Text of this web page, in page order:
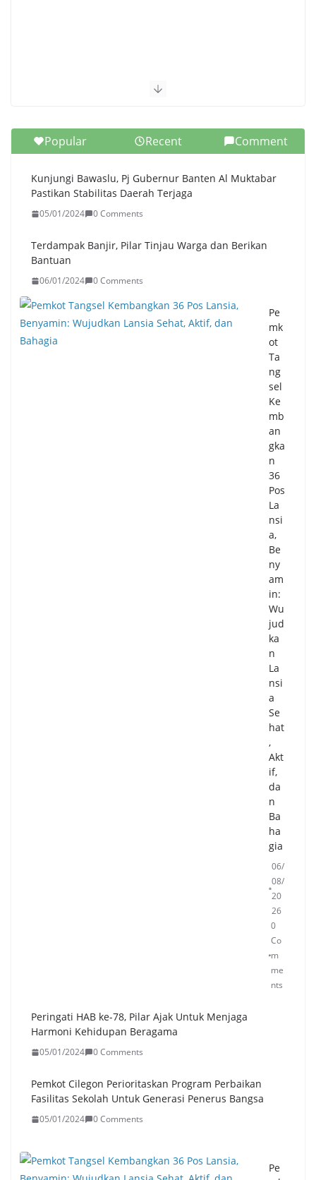
Popular Recent Comment
Kunjungi Bawaslu, Pj Gubernur Banten Al Muktabar
Pastikan Stabilitas Daerah Terjaga
05/01/2024 0 Comments
Terdampak Banjir, Pilar Tinjau Warga dan Berikan
Bantuan
06/01/2024 0 Comments
Pe
mk
ot
Ta
ng
sel
Ke
mb
an
gka
n
36
Pos
La
nsi
a,
Be
ny
am
in:
Wu
jud
ka
n
La
nsi
a
Se
hat
,
Akt
if,
da
n
Ba
ha
gia
06/
08/
20
26
0
Co
m
me
nts
Peringati HAB ke-78, Pilar Ajak Untuk Menjaga
Harmoni Kehidupan Beragama
05/01/2024 0 Comments
Pemkot Cilegon Perioritaskan Program Perbaikan
Fasilitas Sekolah Untuk Generasi Penerus Bangsa
05/01/2024 0 Comments
Pe